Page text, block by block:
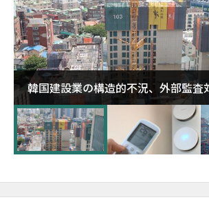
韓国建設業の構造的不況、外部監査
超が「ゾンビ企業」に…5年で2.8倍